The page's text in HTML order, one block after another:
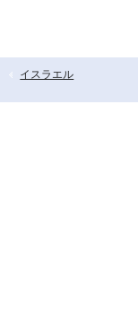
イスラエル